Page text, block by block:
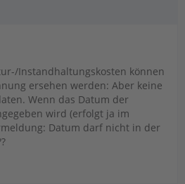
Instandhaltungskosten können
ersehen werden: Aber keine
Wenn das Datum der
wird (erfolgt ja im
Datum darf nicht in der